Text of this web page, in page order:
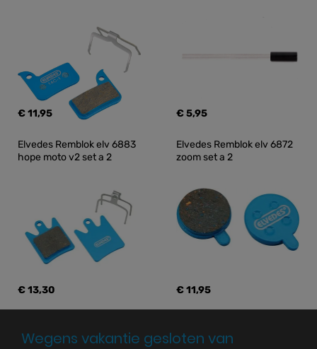
€ 11,95 € 5,95
Elvedes Remblok elv 6883
hope moto v2 set a 2
€ 13,30
Elvedes Remblok elv 6872
zoom set a 2
€ 11,95
Wegens vakantie gesloten van